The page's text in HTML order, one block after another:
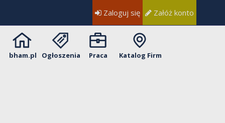
Zaloguj się Załóż konto
bham.pl Ogłoszenia Praca Katalog Firm